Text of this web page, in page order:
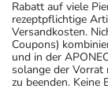
Rabatt auf viele
rezeptpflichtige
Versandkosten.
Coupons)
und in der
solange der
zu beenden. Keine